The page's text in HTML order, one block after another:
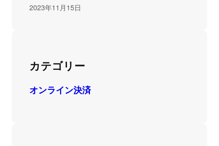
2023年11月15日
カテゴリー
オンライン決済